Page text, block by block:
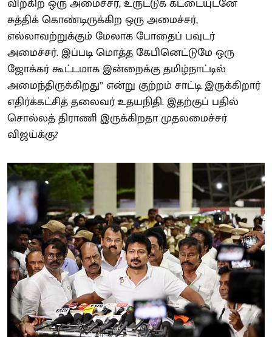
விற்கிற ஒரு அமைச்சர், உருட்டுக் கட்டையுடனே
சுத்திக் கொண்டிருக்கிற ஒரு அமைச்சர்,
எல்லாவற்றுக்கும் மேலாக போதைப் பவுடர்
அமைச்சர். இப்படி மொத்த கேபினெட்டுமே ஒரு
ஜோக்கர் கூட்டமாக இன்றைக்கு தமிழ்நாட்டில்
அமைந்திருக்கிறது” என்று குற்றம் சாட்டி இருக்கிறார்
எதிர்க்கட்சித் தலைவர் உதயநிதி. இதற்குப் பதில்
சொல்லத் திராணி இருக்கிறதா முதலமைச்சர்
விஜய்க்கு?